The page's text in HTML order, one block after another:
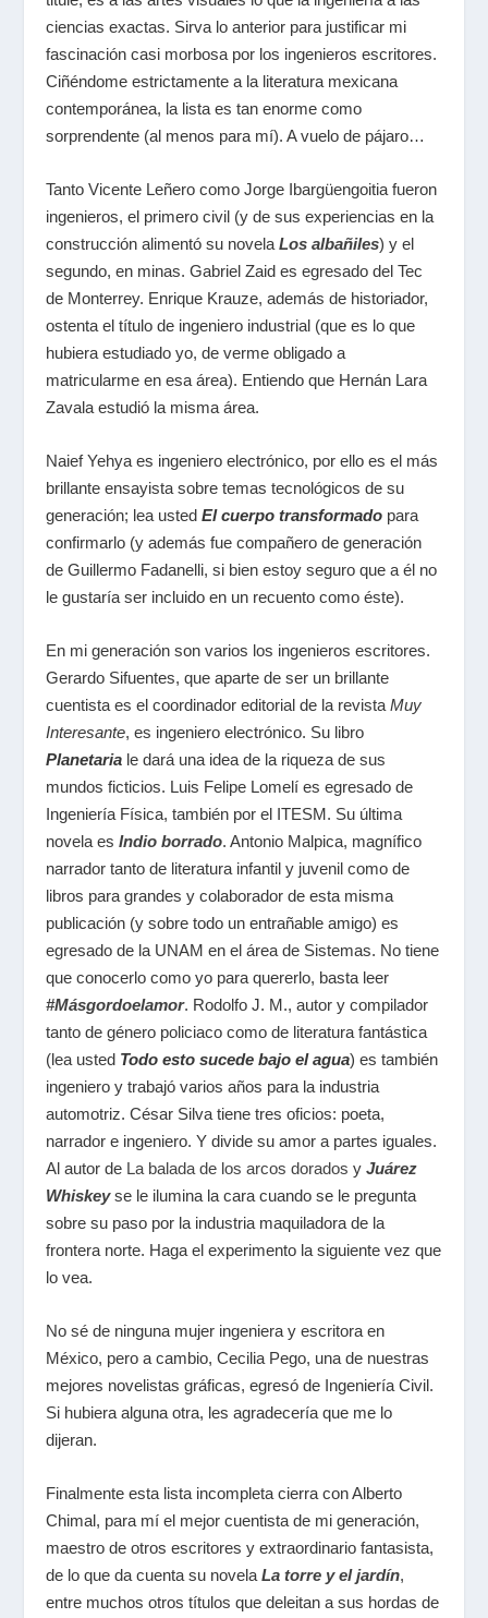
ciencias exactas. Sirva lo anterior para justificar mi
fascinación casi morbosa por los ingenieros escritores.
Ciñéndome estrictamente a la literatura mexicana
contemporánea, la lista es tan enorme como
sorprendente (al menos para mí). A vuelo de pájaro…
Tanto Vicente Leñero como Jorge Ibargüengoitia fueron
ingenieros, el primero civil (y de sus experiencias en la
construcción alimentó su novelaLos albañiles) y el
segundo, en minas. Gabriel Zaid es egresado del Tec
de Monterrey. Enrique Krauze, además de historiador,
ostenta el título de ingeniero industrial (que es lo que
hubiera estudiado yo, de verme obligado a
matricularme en esa área). Entiendo que Hernán Lara
Zavala estudió la misma área.
Naief Yehya es ingeniero electrónico, por ello es el más
brillante ensayista sobre temas tecnológicos de su
generación; lea ustedEl cuerpo transformado para
confirmarlo (y además fue compañero de generación
de Guillermo Fadanelli, si bien estoy seguro que a él no
le gustaría ser incluido en un recuento como éste).
En mi generación son varios los ingenieros escritores.
Gerardo Sifuentes, que aparte de ser un brillante
cuentista es el coordinador editorial de la revistaMuy
Interesante, es ingeniero electrónico. Su libro
Planetaria le dará una idea de la riqueza de sus
mundos ficticios. Luis Felipe Lomelí es egresado de
Ingeniería Física, también por el ITESM. Su última
novela es Indio borrado. Antonio Malpica, magnífico
narrador tanto de literatura infantil y juvenil como de
libros para grandes y colaborador de esta misma
publicación (y sobre todo un entrañable amigo) es
egresado de la UNAM en el área de Sistemas. No tiene
que conocerlo como yo para quererlo, basta leer
#Másgordoelamor. Rodolfo J. M., autor y compilador
tanto de género policiaco como de literatura fantástica
(lea usted Todo esto sucede bajo el agua) es también
ingeniero y trabajó varios años para la industria
automotriz. César Silva tiene tres oficios: poeta,
narrador e ingeniero. Y divide su amor a partes iguales.
Al autor de La balada de los arcos doradosyJuárez
Whiskeyse le ilumina la cara cuando se le pregunta
sobre su paso por la industria maquiladora de la
frontera norte. Haga el experimento la siguiente vez que
lo vea.
No sé de ninguna mujer ingeniera y escritora en
México, pero a cambio, Cecilia Pego, una de nuestras
mejores novelistas gráficas, egresó de Ingeniería Civil.
Si hubiera alguna otra, les agradecería que me lo
dijeran.
Finalmente esta lista incompleta cierra con Alberto
Chimal, para mí el mejor cuentista de mi generación,
maestro de otros escritores y extraordinario fantasista,
de lo que da cuenta su novelaLa torre y el jardín,
entre muchos otros títulos que deleitan a sus hordas de